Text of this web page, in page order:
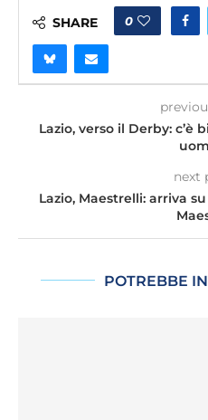
SHARE 0
Lazio, verso il Derby: c’è
next
Lazio, Maestrelli: arriva
POTREBBE